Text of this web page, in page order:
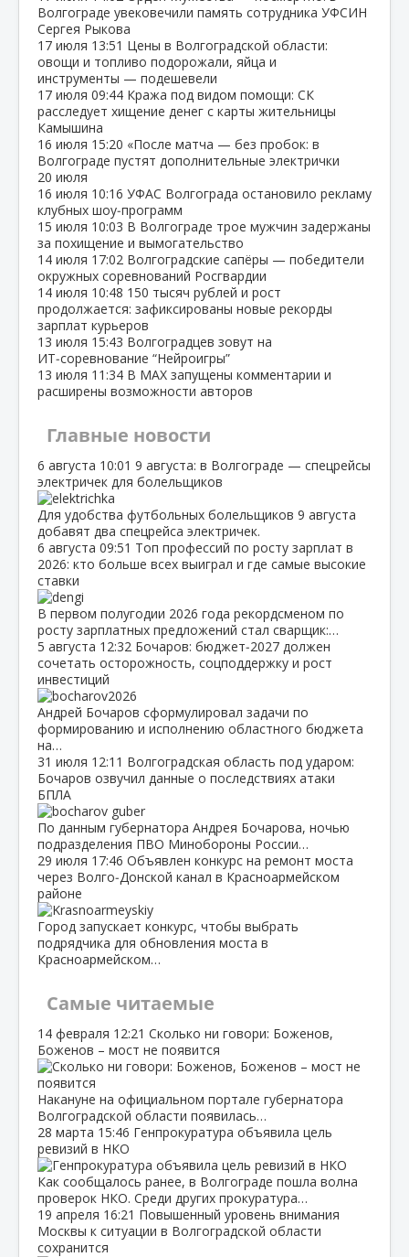
Волгограде увековечили память сотрудника УФСИН
Сергея Рыкова
17 июля 13:51 Цены в Волгоградской области:
овощи и топливо подорожали, яйца и
инструменты — подешевели
17 июля 09:44 Кража под видом помощи: СК
расследует хищение денег с карты жительницы
Камышина
16 июля 15:20 «После матча — без пробок: в
Волгограде пустят дополнительные электрички
20 июля
16 июля 10:16 УФАС Волгограда остановило рекламу
клубных шоу‑программ
15 июля 10:03 В Волгограде трое мужчин задержаны
за похищение и вымогательство
14 июля 17:02 Волгоградские сапёры — победители
окружных соревнований Росгвардии
14 июля 10:48 150 тысяч рублей и рост
продолжается: зафиксированы новые рекорды
зарплат курьеров
13 июля 15:43 Волгоградцев зовут на
ИТ‑соревнование “Нейроигры”
13 июля 11:34 В МАХ запущены комментарии и
расширены возможности авторов
Главные новости
6 августа 10:01 9 августа: в Волгограде — спецрейсы
электричек для болельщиков
Для удобства футбольных болельщиков 9 августа
добавят два спецрейса электричек.
6 августа 09:51 Топ профессий по росту зарплат в
2026: кто больше всех выиграл и где самые высокие
ставки
В первом полугодии 2026 года рекордсменом по
росту зарплатных предложений стал сварщик:…
5 августа 12:32 Бочаров: бюджет‑2027 должен
сочетать осторожность, соцподдержку и рост
инвестиций
Андрей Бочаров сформулировал задачи по
формированию и исполнению областного бюджета
на…
31 июля 12:11 Волгоградская область под ударом:
Бочаров озвучил данные о последствиях атаки
БПЛА
По данным губернатора Андрея Бочарова, ночью
подразделения ПВО Минобороны России…
29 июля 17:46 Объявлен конкурс на ремонт моста
через Волго‑Донской канал в Красноармейском
районе
Город запускает конкурс, чтобы выбрать
подрядчика для обновления моста в
Красноармейском…
Самые читаемые
14 февраля 12:21 Сколько ни говори: Боженов,
Боженов – мост не появится
Накануне на официальном портале губернатора
Волгоградской области появилась…
28 марта 15:46 Генпрокуратура объявила цель
ревизий в НКО
Как сообщалось ранее, в Волгограде пошла волна
проверок НКО. Среди других прокуратура…
19 апреля 16:21 Повышенный уровень внимания
Москвы к ситуации в Волгоградской области
сохранится